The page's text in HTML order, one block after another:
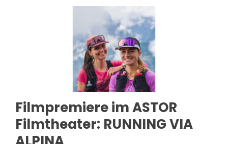
Filmpremiere im ASTOR
Filmtheater: RUNNING VIA